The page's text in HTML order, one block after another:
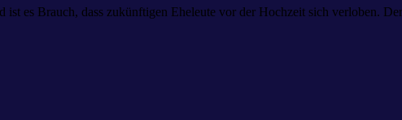
ist es Brauch, dass zukünftigen Eheleute vor der Hochzeit sich verloben.